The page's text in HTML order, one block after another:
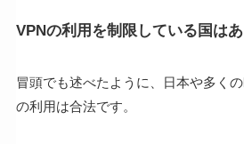
VPNの利用を制限している国は
冒頭でも述べたように、日本や多く
の利用は合法です。